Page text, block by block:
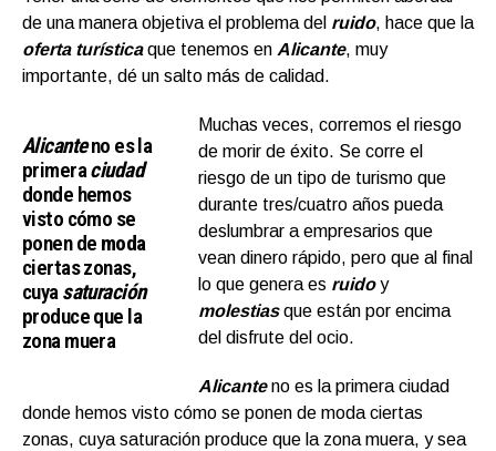
de una manera objetiva el problema del ruido, hace que la
oferta turísticaque tenemos en Alicante, muy
importante, dé un salto más de calidad.
Alicanteno es la
primeraciudad
donde hemos
visto cómo se
ponen de moda
ciertas zonas,
cuyasaturación
produce que la
zona muera
Muchas veces, corremos el riesgo
de morir de éxito. Se corre el
riesgo de un tipo de turismo que
durante tres/cuatro años pueda
deslumbrar a empresarios que
vean dinero rápido, pero que al final
lo que genera es ruidoy
molestiasque están por encima
del disfrute del ocio.
Alicanteno es la primera ciudad
donde hemos visto cómo se ponen de moda ciertas
zonas, cuya saturación produce que la zona muera, y sea